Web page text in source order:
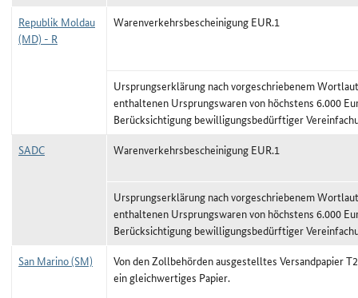
Republik Moldau
(MD) - R
Warenverkehrsbescheinigung EUR.1
Ursprungserklärung nach vorgeschriebenem
enthaltenen Ursprungswaren von höchstens 6.000
Berücksichtigung bewilligungsbedürftiger
SADC
Warenverkehrsbescheinigung EUR.1
Ursprungserklärung nach vorgeschriebenem
enthaltenen Ursprungswaren von höchstens 6.000
Berücksichtigung bewilligungsbedürftiger
San Marino (SM)
Von den Zollbehörden ausgestelltes Versandpapier
ein gleichwertiges Papier.